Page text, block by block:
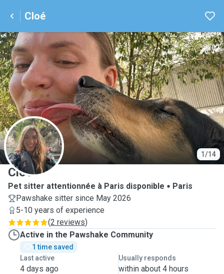
Cloé
1/14
C
Cloé
Pet sitter attentionnée à Paris disponible
Paris
Pawshake sitter since May 2026
5-10 years of experience
(2 reviews)
Active in the Pawshake Community
1 time saved
Last active
4 days ago
Usually responds
within about 4 hours